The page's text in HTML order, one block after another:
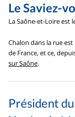
Le Saviez-
La Saône-et-Loire est
Chalon dans la rue
de France, et ce,
sur Saône.
Président